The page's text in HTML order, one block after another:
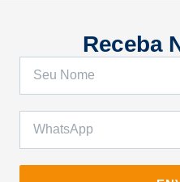
Receba